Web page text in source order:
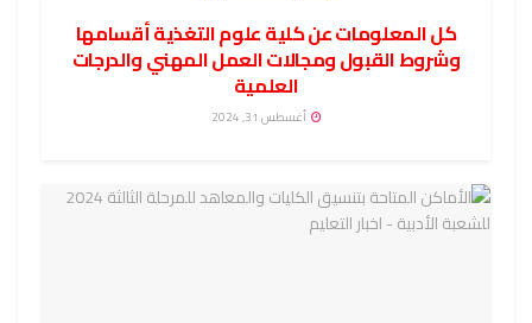
كل المعلومات عن كلية علوم التغذية أقسامها
وشروط القبول ومجالات العمل المهني والدرجات
العلمية
أغسطس 31, 2024